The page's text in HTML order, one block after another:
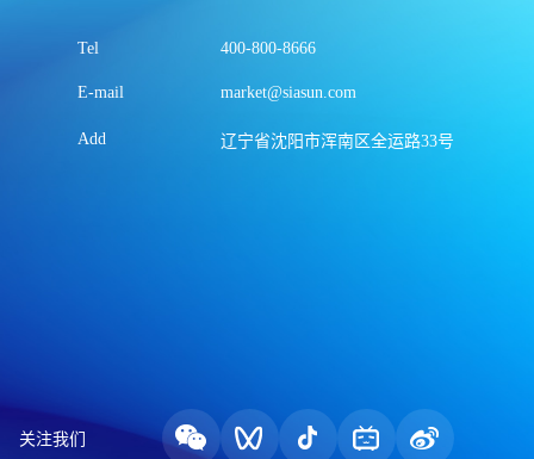
Tel 400-800-8666
E-mail market@siasun.com
Add 辽宁省沈阳市浑南区全运路33号
关注我们